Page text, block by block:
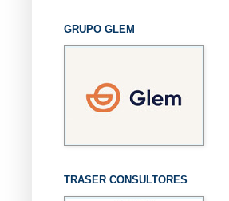
GRUPO GLEM
TRASER CONSULTORES